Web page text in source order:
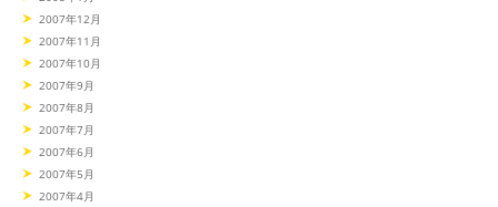
2007年12月
2007年11月
2007年10月
2007年9月
2007年8月
2007年7月
2007年6月
2007年5月
2007年4月